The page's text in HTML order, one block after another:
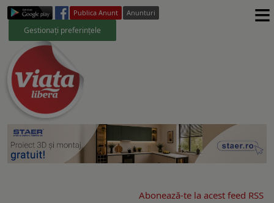
Publica Anunt Anunturi
Gestionați preferințele ≡
Abonează-te la acest feed RSS